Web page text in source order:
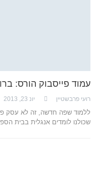
עמוד פייסבוק הורס:
רועי פרבשטיין יונ 23, 2013
ללמוד שפה חדשה, זה לא עסק
שכולנו לומדים אנגלית בבית